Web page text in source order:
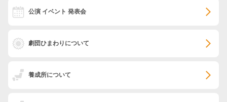
公演 イベント 発表会
劇団ひまわりについて
養成所について